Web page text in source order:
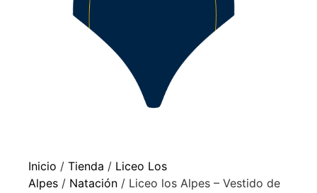
Inicio / Tienda / Liceo Los
Alpes / Natación / Liceo los Alpes – Vestido de